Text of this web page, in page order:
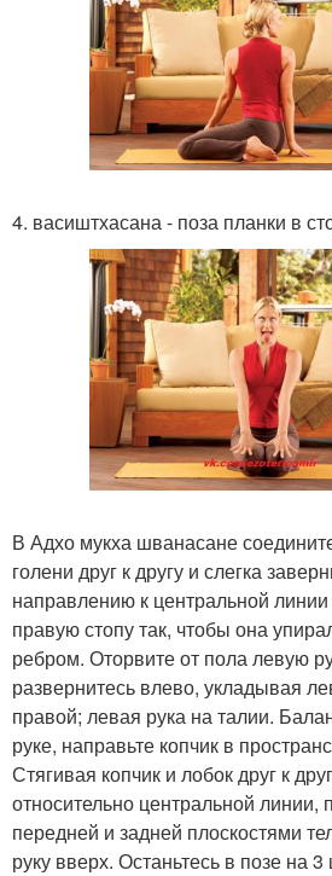
4. васиштхасана - поза планки в
В Адхо мукха шванасане
голени друг к другу и слегка
направлению к центральной
правую стопу так, чтобы она
ребром. Оторвите от пола левую
развернитесь влево, укладывая
правой; левая рука на талии.
руке, направьте копчик в
Стягивая копчик и лобок друг к
относительно центральной
передней и задней плоскостями
руку вверх. Останьтесь в позе на